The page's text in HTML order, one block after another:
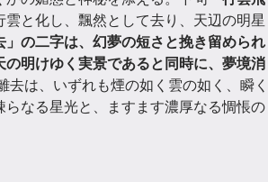
と化し、飄然として去り、天辺の明星
」の二字は、幻夢の短さと挽き留められ
明けゆく実景であると同時に、夢境消
去は、いずれも煙の如く雲の如く、瞬く
なる星光と、ますます濃厚なる惆悵の